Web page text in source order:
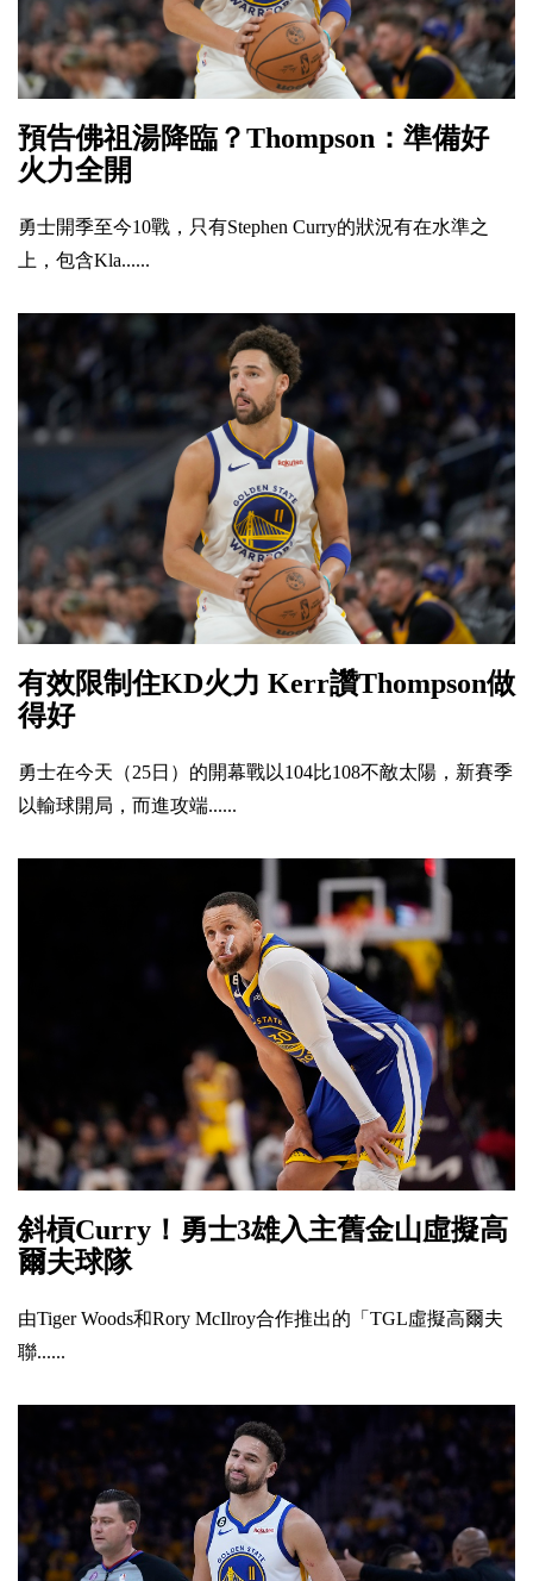
預告佛祖湯降臨？Thompson：準備好
火力全開
勇士開季至今10戰，只有Stephen Curry的狀況有在水準之
上，包含Kla......
有效限制住KD火力 Kerr讚Thompson做
得好
勇士在今天（25日）的開幕戰以104比108不敵太陽，新賽季
以輸球開局，而進攻端......
斜槓Curry！勇士3雄入主舊金山虛擬高
爾夫球隊
由Tiger Woods和Rory McIlroy合作推出的「TGL虛擬高爾夫
聯......